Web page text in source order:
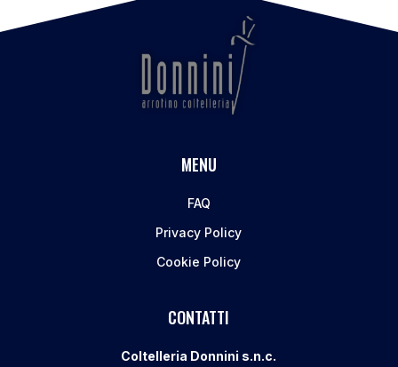
MENU
FAQ
Privacy Policy
Cookie Policy
CONTATTI
Coltelleria Donnini s.n.c.